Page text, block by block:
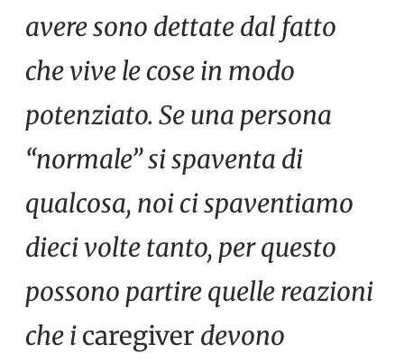
avere sono dettate dal fatto
che vive le cose in modo
potenziato. Se una persona
“normale” si spaventa di
qualcosa, noi ci spaventiamo
dieci volte tanto, per questo
possono partire quelle reazioni
che icaregiver devono